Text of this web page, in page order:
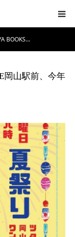
BOOKS…
岡山駅前、今年